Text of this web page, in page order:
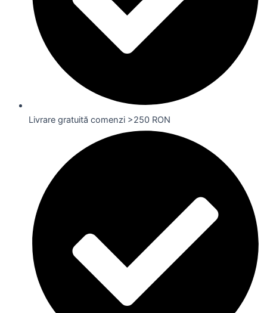
Livrare gratuită comenzi >250 RON